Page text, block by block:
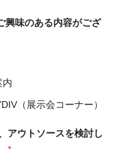
興味のある内容がござ
内
（展示会コーナー）
アウトソースを検討し
*